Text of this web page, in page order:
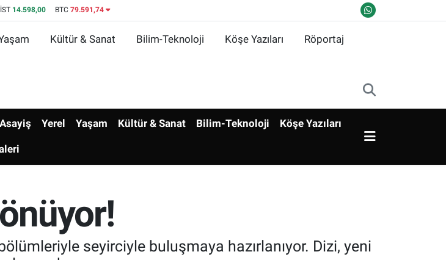
14.598,00 BTC 79.591,74
Kültür & Sanat Bilim-Teknoloji Köşe Yazıları Röportaj
Asayiş Yerel Yaşam Kültür & Sanat Bilim-Teknoloji Köşe Yazıları
seyirciyle buluşmaya hazırlanıyor. Dizi, yeni